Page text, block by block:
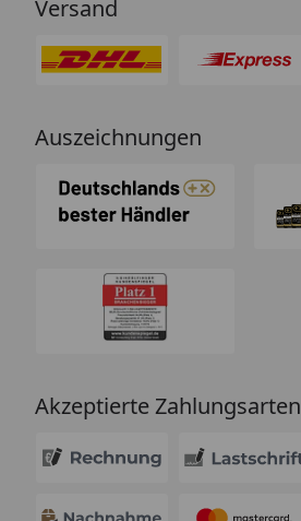
Versand
Auszeichnungen
Akzeptierte Zahlungsarten